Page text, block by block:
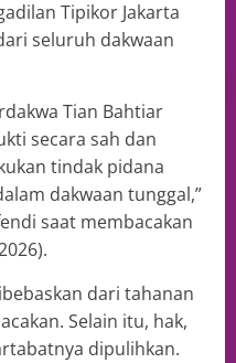
Tipikor Jakarta
seluruh dakwaan
Tian Bahtiar
secara sah dan
tindak pidana
dakwaan tunggal,”
saat membacakan
dari tahanan
Selain itu, hak,
dipulihkan.